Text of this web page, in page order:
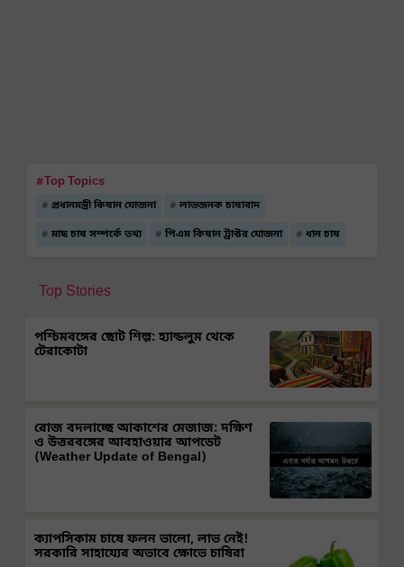
#Top Topics
প্রধানমন্ত্রী কিষান যোজনা লাভজনক চাষাবাদ
মাছ চাষ সম্পর্কে তথ্য পিএম কিষান ট্রাক্টর যোজনা ধান চাষ
Top Stories
পশ্চিমবঙ্গের ছোট শিল্প: হ্যান্ডলুম থেকে
টেরাকোটা
রোজ বদলাচ্ছে আকাশের মেজাজ: দক্ষিণ
ও উত্তরবঙ্গের আবহাওয়ার আপডেট
(Weather Update of Bengal)
ক্যাপসিকাম চাষে ফলন ভালো, লাভ নেই!
সরকারি সাহায্যের অভাবে ক্ষোভে চাষিরা